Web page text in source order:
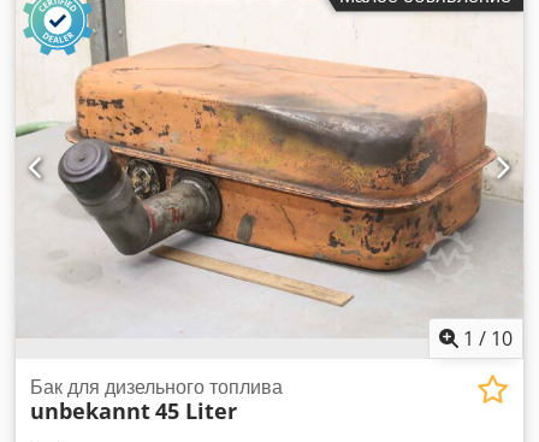
шт. -Тип: различные типы от различных производителей
-Цена/поставка: полная -Транспортные размеры:
1200/800/H780 мм Crsdpfx Aaon R Tnasrof -Вес общий:
236 кг
1 / 10
Бак для дизельного топлива
unbekannt45 Liter